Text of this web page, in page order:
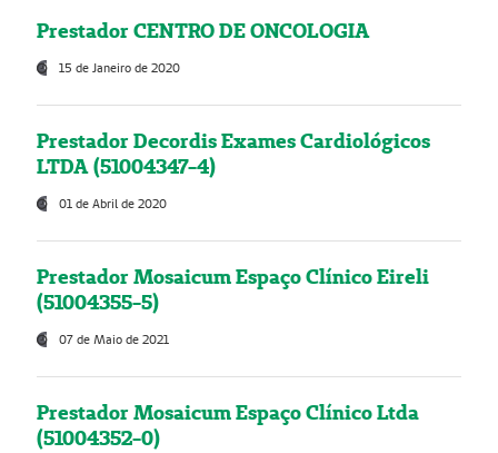
Prestador CENTRO DE ONCOLOGIA
15 de Janeiro de 2020
Prestador Decordis Exames Cardiológicos
LTDA (51004347-4)
01 de Abril de 2020
Prestador Mosaicum Espaço Clínico Eireli
(51004355-5)
07 de Maio de 2021
Prestador Mosaicum Espaço Clínico Ltda
(51004352-0)